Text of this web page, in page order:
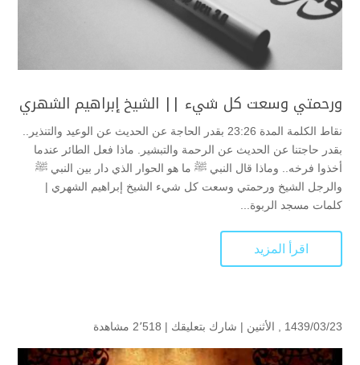
ورحمتي وسعت كل شيء || الشيخ إبراهيم الشهري
نقاط الكلمة المدة 23:26 بقدر الحاجة عن الحديث عن الوعيد والتنذير..
بقدر حاجتنا عن الحديث عن الرحمة والتبشير. ماذا فعل الطائر عندما
أخذوا فرخه.. وماذا قال النبي ﷺ ما هو الحوار الذي دار بين النبي ﷺ
والرجل الشيخ ورحمتي وسعت كل شيء الشيخ إبراهيم الشهري |
كلمات مسجد الربوة...
اقرأ المزيد
1439/03/23 , الأثنين | شارك بتعليقك | 2٬518 مشاهدة